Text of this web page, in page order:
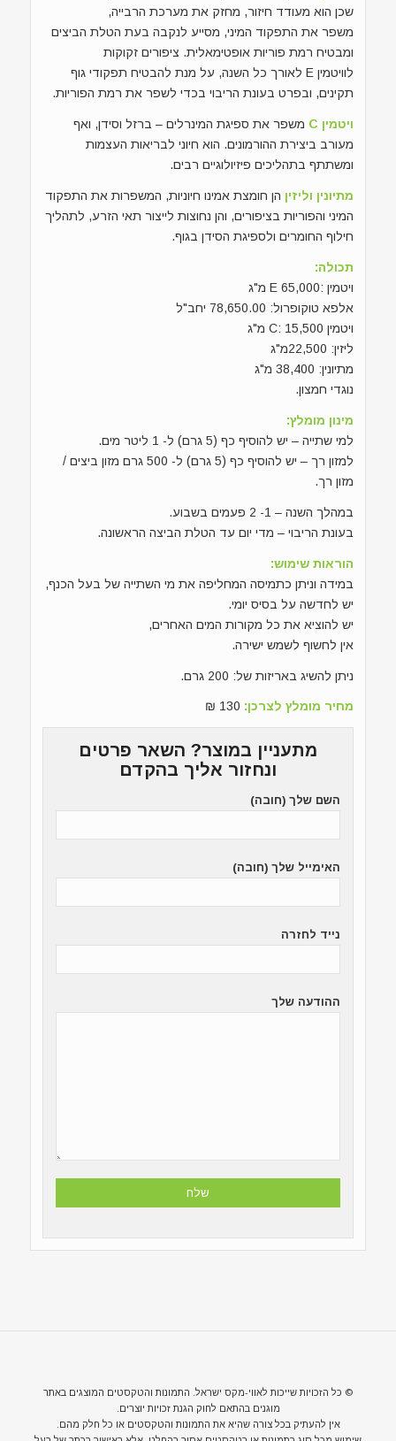
שכן הוא מעודד חיזור, מחזק את מערכת הרבייה,
משפר את התפקוד המיני, מסייע לנקבה בעת הטלת הביצים
ומבטיח רמת פוריות אופטימאלית. ציפורים זקוקות
לוויטמין E לאורך כל השנה, על מנת להבטיח תפקודי גוף
תקינים, ובפרט בעונת הריבוי בכדי לשפר את רמת הפוריות.
ויטמין C
משפר את ספיגת המינרלים – ברזל וסידן, ואף
מעורב ביצירת ההורמונים. הוא חיוני לבריאות העצמות
ומשתתף בתהליכים פיזיולוגיים רבים.
מתיונין וליזין הן חומצת אמינו חיוניות, המשפרות את התפקוד
המיני והפוריות בציפורים, והן נחוצות לייצור תאי הזרע, לתהליך
חילוף החומרים ולספיגת הסידן בגוף.
תכולה:
ויטמין :E 65,000 מ"ג
אלפא טוקופרול: 78,650.00 יחב"ל
ויטמין C: 15,500 מ"ג
ליזין: 22,500מ"ג
מתיונין: 38,400 מ"ג
נוגדי חמצון.
מינון מומלץ:
למי שתייה – יש להוסיף כף (5 גרם) ל- 1 ליטר מים.
למזון רך – יש להוסיף כף (5 גרם) ל- 500 גרם מזון ביצים /
מזון רך.
במהלך השנה – 1- 2 פעמים בשבוע.
בעונת הריבוי – מדי יום עד הטלת הביצה הראשונה.
הוראות שימוש:
במידה וניתן כתמיסה המחליפה את מי השתייה של בעל הכנף,
יש לחדשה על בסיס יומי.
יש להוציא את כל מקורות המים האחרים,
אין לחשוף לשמש ישירה.
ניתן להשיג באריזות של: 200 גרם.
מחיר מומלץ לצרכן:
מתעניין במוצר? השאר פרטים
ונחזור אליך בהקדם
השם שלך (חובה)
האימייל שלך (חובה)
נייד לחזרה
ההודעה שלך
© כל הזכויות שייכות לאווי-מקס ישראל. התמונות והטקסטים המוצגים באתר
מוגנים בהתאם לחוק הגנת זכויות יוצרים.
אין להעתיק בכל צורה שהיא את התמונות והטקסטים או כל חלק מהם.